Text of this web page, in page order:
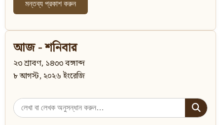
আজ - শনিবার
২৩ শ্রাবণ, ১৪৩৩ বঙ্গাব্দ
৮ আগস্ট, ২০২৬ ইংরেজি
Search
for: